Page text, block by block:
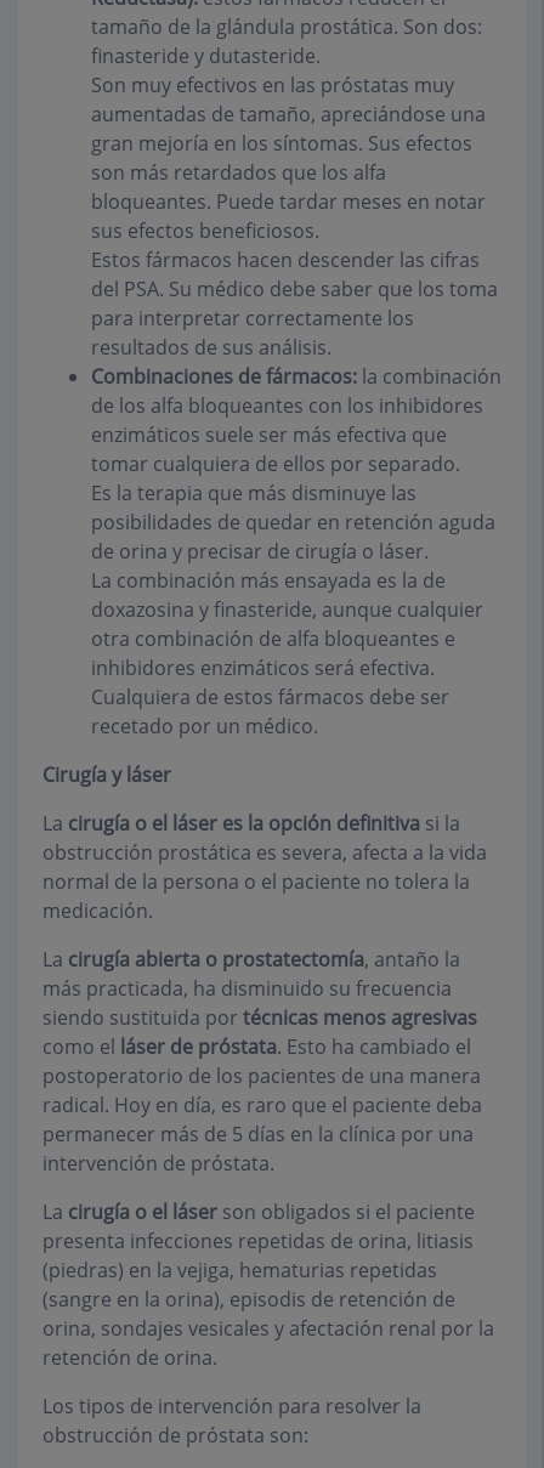
tamaño de la glándula prostática. Son dos:
finasteride y dutasteride.
Son muy efectivos en las próstatas muy
aumentadas de tamaño, apreciándose una
gran mejoría en los síntomas. Sus efectos
son más retardados que los alfa
bloqueantes. Puede tardar meses en notar
sus efectos beneficiosos.
Estos fármacos hacen descender las cifras
del PSA. Su médico debe saber que los toma
para interpretar correctamente los
resultados de sus análisis.
Combinaciones de fármacos: la combinación
de los alfa bloqueantes con los inhibidores
enzimáticos suele ser más efectiva que
tomar cualquiera de ellos por separado.
Es la terapia que más disminuye las
posibilidades de quedar en retención aguda
de orina y precisar de cirugía o láser.
La combinación más ensayada es la de
doxazosina y finasteride, aunque cualquier
otra combinación de alfa bloqueantes e
inhibidores enzimáticos será efectiva.
Cualquiera de estos fármacos debe ser
recetado por un médico.
Cirugía y láser
La cirugía o el láser es la opción definitiva si la
obstrucción prostática es severa, afecta a la vida
normal de la persona o el paciente no tolera la
medicación.
La cirugía abierta o prostatectomía, antaño la
más practicada, ha disminuido su frecuencia
siendo sustituida por técnicas menos agresivas
como el láser de próstata. Esto ha cambiado el
postoperatorio de los pacientes de una manera
radical. Hoy en día, es raro que el paciente deba
permanecer más de 5 días en la clínica por una
intervención de próstata.
La cirugía o el láser son obligados si el paciente
presenta infecciones repetidas de orina, litiasis
(piedras) en la vejiga, hematurias repetidas
(sangre en la orina), episodis de retención de
orina, sondajes vesicales y afectación renal por la
retención de orina.
Los tipos de intervención para resolver la
obstrucción de próstata son: